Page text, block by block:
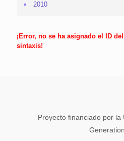
2010
¡Error, no se ha asignado el ID
sintaxis!
Proyecto financiado por la